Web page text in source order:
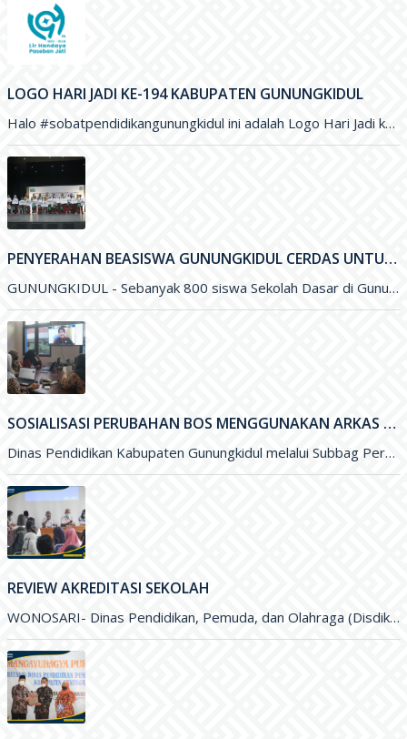
LOGO HARI JADI KE-194 KABUPATEN GUNUNGKIDUL
Halo #sobatpendidikangunungkidul ini adalah Logo Hari Jadi ke-194 Kabupaten Gunungkidul yang merupakan karya Saudara Blasius Yudhatama dengan mengusung tema
PENYERAHAN BEASISWA GUNUNGKIDUL CERDAS UNTUK PENINGKATAN KUALITAS PENDIDIKAN DI KABUPATEN GUNUNGKIDUL
GUNUNGKIDUL - Sebanyak 800 siswa Sekolah Dasar di Gunungkidul menerima Beasiswa Gunungkidul Cerdas dengan besaran per tahun sejumlah Rp. 500 ribu
SOSIALISASI PERUBAHAN BOS MENGGUNAKAN ARKAS TAHUN 2022 MELALUI ZOOM MEETING
Dinas Pendidikan Kabupaten Gunungkidul melalui Subbag Perencanaan melakukan Sosialisasi Perubahan Anggaran Dana BOS menggunakan ARKAS Tahun 2022 melalui media Zoom
REVIEW AKREDITASI SEKOLAH
WONOSARI- Dinas Pendidikan, Pemuda, dan Olahraga (Disdikpora) Kabupaten Gunungkidul melalui Bidang Sekolah Menegah Pertama menyelenggarakan Review Akreditasi Sekolah. Kegiatan yang